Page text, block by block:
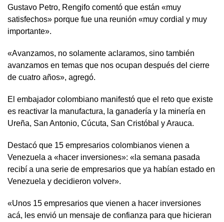
Gustavo Petro, Rengifo comentó que están «muy
satisfechos» porque fue una reunión «muy cordial y muy
importante».
«Avanzamos, no solamente aclaramos, sino también
avanzamos en temas que nos ocupan después del cierre
de cuatro años», agregó.
El embajador colombiano manifestó que el reto que existe
es reactivar la manufactura, la ganadería y la minería en
Ureña, San Antonio, Cúcuta, San Cristóbal y Arauca.
Destacó que 15 empresarios colombianos vienen a
Venezuela a «hacer inversiones»: «la semana pasada
recibí a una serie de empresarios que ya habían estado en
Venezuela y decidieron volver».
«Unos 15 empresarios que vienen a hacer inversiones
acá, les envió un mensaje de confianza para que hicieran